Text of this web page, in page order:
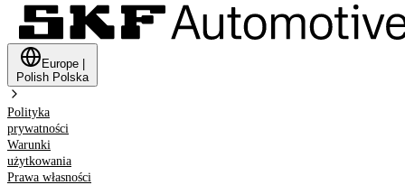
Europe
Polish Polska
Polityka
prywatności
Warunki
użytkowania
Prawa własności